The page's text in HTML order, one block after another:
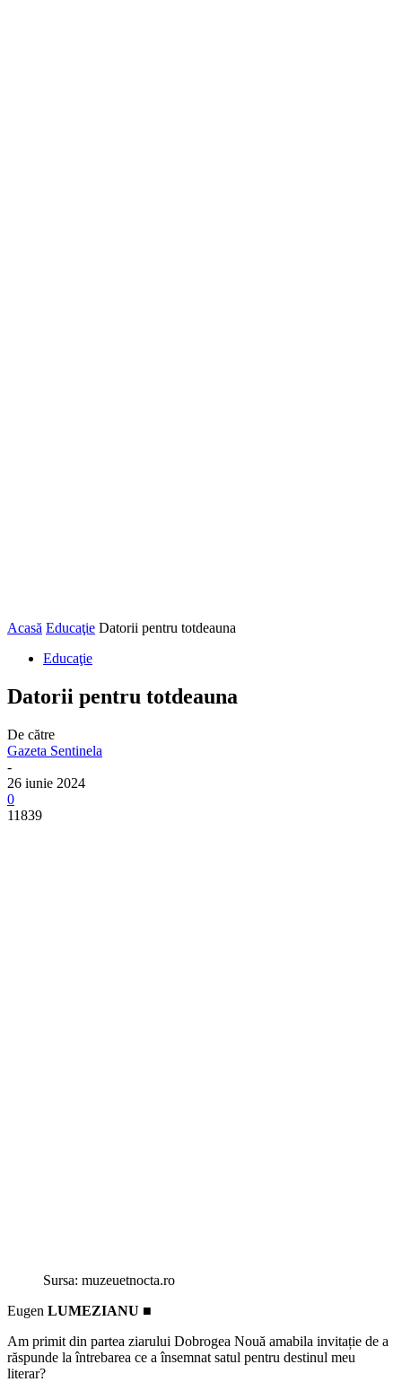
Acasă Educaţie Datorii pentru totdeauna
Educaţie
Datorii pentru totdeauna
De către
Gazeta Sentinela
-
26 iunie 2024
0
11839
Sursa: muzeuetnocta.ro
Eugen LUMEZIANU ■
Am primit din partea ziarului Dobrogea Nouă amabila invitație de a
răspunde la întrebarea ce a însemnat satul pentru destinul meu
literar?